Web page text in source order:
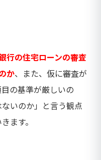
行の住宅ローンの審査
か、また、仮に審査が
の基準が厳しいの
いのか」と言う観点
ます。